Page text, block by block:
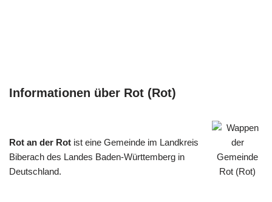
Informationen über Rot (Rot)
Rot an der Rot ist eine Gemeinde im Landkreis
Biberach des Landes Baden-Württemberg in
Deutschland.